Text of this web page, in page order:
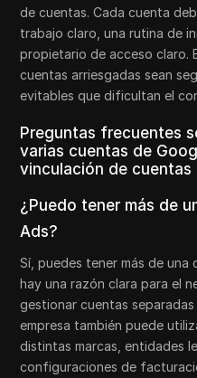
de cuentas. Cada cuenta
trabajo claro, una rutina de
propietario de acceso claro.
cuentas arriesgadas sean
evitables que dificultan el
Preguntas frecuentes
varias cuentas de
vinculación de cuentas
¿Puedo tener más de
Ads?
Sí, puedes tener más de
hay una razón clara para el
gestionar cuentas
empresa también puede
distintas marcas, entidades
configuraciones de